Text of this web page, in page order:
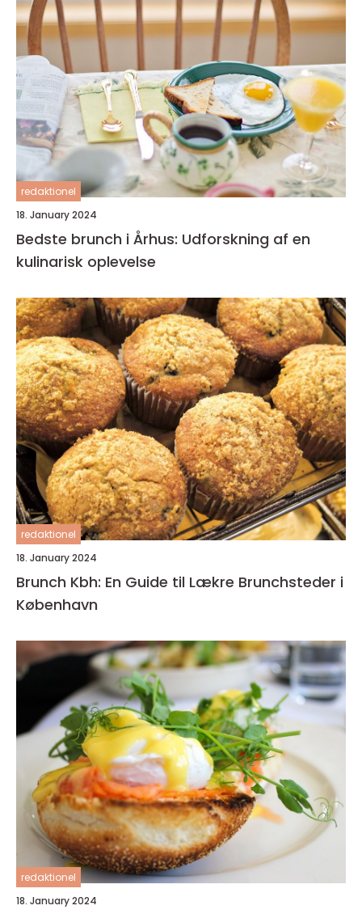
redaktionel
18. January 2024
Bedste brunch i Århus: Udforskning af en
kulinarisk oplevelse
redaktionel
18. January 2024
Brunch Kbh: En Guide til Lækre Brunchsteder i
København
redaktionel
18. January 2024